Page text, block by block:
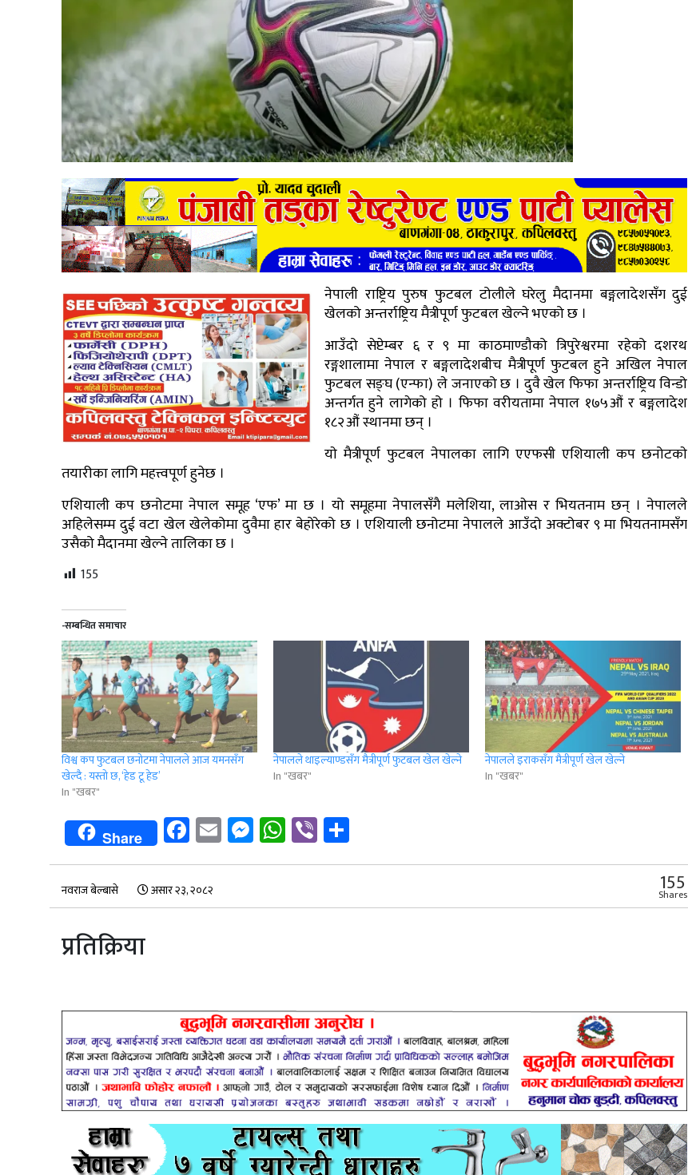
नेपाली राष्ट्रिय पुरुष फुटबल टोलीले घरेलु मैदानमा बङ्गलादेशसँग दुई
खेलको अन्तर्राष्ट्रिय मैत्रीपूर्ण फुटबल खेल्ने भएको छ ।
आउँदो सेप्टेम्बर ६ र ९ मा काठमाण्डौको त्रिपुरेश्वरमा रहेको दशरथ
रङ्गशालामा नेपाल र बङ्गलादेशबीच मैत्रीपूर्ण फुटबल हुने अखिल नेपाल
फुटबल सङ्घ (एन्फा) ले जनाएको छ । दुवै खेल फिफा अन्तर्राष्ट्रिय विन्डो
अन्तर्गत हुने लागेको हो । फिफा वरीयतामा नेपाल १७५औं र बङ्गलादेश
१८२औं स्थानमा छन् ।
याे मैत्रीपूर्ण फुटबल नेपालका लागि एएफसी एशियाली कप छनोटकाे
तयारीका लागि महत्त्वपूर्ण हुनेछ ।
एशियाली कप छनोटमा नेपाल समूह ‘एफ’ मा छ । यो समूहमा नेपालसँगै मलेशिया, लाओस र भियतनाम छन् । नेपालले
अहिलेसम्म दुई वटा खेल खेलेकोमा दुवैमा हार बेहोरेको छ । एशियाली छनोटमा नेपालले आउँदो अक्टोबर ९ मा भियतनामसँग
उसैको मैदानमा खेल्ने तालिका छ ।
155
-सम्बन्धित समाचार
विश्व कप फुटबल छनोटमा नेपालले आज यमनसँग
खेल्दै : यस्तो छ, ‘हेड टू हेड’
In "खबर"
नेपालले थाइल्याण्डसँग मैत्रीपूर्ण फुटबल खेल खेल्ने
In "खबर"
नेपालले इराकसँग मैत्रीपूर्ण खेल खेल्ने
In "खबर"
Share Facebook
EmailMessenger
WhatsApp
Viber
नवराज बेल्बासे असार २३, २०८२ 155
Shares
प्रतिक्रिया